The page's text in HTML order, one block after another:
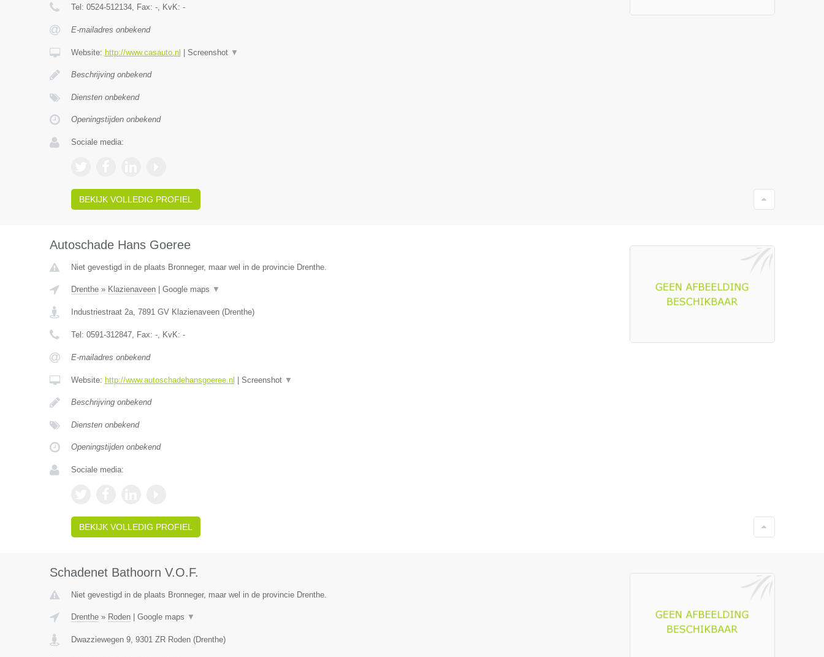
Tel: 0524-512134, Fax: -, KvK: -
E-mailadres onbekend
Website: http://www.casauto.nl Screenshot ▼
Beschrijving onbekend
Diensten onbekend
Openingstijden onbekend
Sociale media:
BEKIJK VOLLEDIG PROFIEL
Autoschade Hans Goeree
Niet gevestigd in de plaats Bronneger, maar wel in de provincie Drenthe.
Drenthe» Klazienaveen| Google maps ▼
Industriestraat 2a, 7891 GV Klazienaveen(Drenthe)
Tel: 0591-312847, Fax: -, KvK: -
E-mailadres onbekend
Website: http://www.autoschadehansgoeree.nl Screenshot ▼
Beschrijving onbekend
Diensten onbekend
Openingstijden onbekend
Sociale media:
BEKIJK VOLLEDIG PROFIEL
Schadenet Bathoorn V.O.F.
Niet gevestigd in de plaats Bronneger, maar wel in de provincie Drenthe.
Drenthe» Roden| Google maps ▼
Dwazziewegen 9, 9301 ZR Roden(Drenthe)